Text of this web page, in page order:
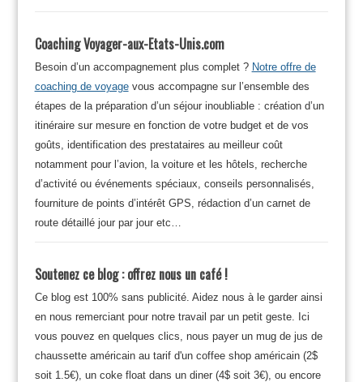
Coaching Voyager-aux-Etats-Unis.com
Besoin d’un accompagnement plus complet ? Notre offre de
coaching de voyagevous accompagne sur l’ensemble des
étapes de la préparation d’un séjour inoubliable : création d’un
itinéraire sur mesure en fonction de votre budget et de vos
goûts, identification des prestataires au meilleur coût
notamment pour l’avion, la voiture et les hôtels, recherche
d’activité ou événements spéciaux, conseils personnalisés,
fourniture de points d’intérêt GPS, rédaction d’un carnet de
route détaillé jour par jour etc…
Soutenez ce blog : offrez nous un café !
Ce blog est 100% sans publicité. Aidez nous à le garder ainsi
en nous remerciant pour notre travail par un petit geste. Ici
vous pouvez en quelques clics, nous payer un mug de jus de
chaussette américain au tarif d'un coffee shop américain (2$
soit 1.5€), un coke float dans un diner (4$ soit 3€), ou encore